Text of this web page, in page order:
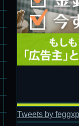
旧キット製作★アオ
パチ組塗装★バンダイ
ブルーティッシュド
Tweets by